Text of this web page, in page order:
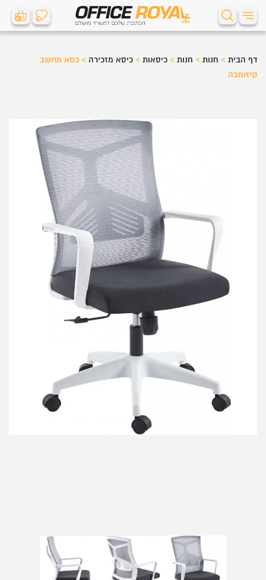
0 0
דף הבית > חנות > חנות > כיסאות > כיסא מזכירה > כסא מחשב
קיזומבה